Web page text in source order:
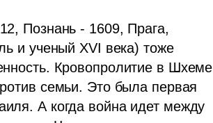
Познань - 1609, Прага,
и ученый XVI века) тоже
Кровопролитие в Шхеме
семьи. Это была первая
А когда война идет между